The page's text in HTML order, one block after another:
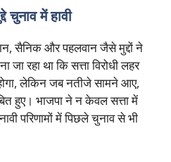
चुनाव में हावी
सैनिक और पहलवान जैसे मुद्दों ने
जा रहा था कि सत्ता विरोधी लहर
लेकिन जब नतीजे सामने आए,
हुए। भाजपा ने न केवल सत्ता में
परिणामों में पिछले चुनाव से भी